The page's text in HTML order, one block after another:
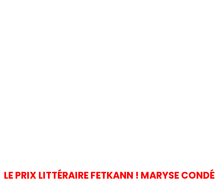
LE PRIX LITTÉRAIRE FETKANN ! MARYSE CONDÉ